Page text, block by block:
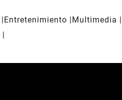
Entretenimiento Multimedia